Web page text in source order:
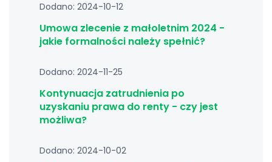
Dodano: 2024-10-12
Umowa zlecenie z małoletnim 2024 -
jakie formalności należy spełnić?
Dodano: 2024-11-25
Kontynuacja zatrudnienia po
uzyskaniu prawa do renty - czy jest
możliwa?
Dodano: 2024-10-02